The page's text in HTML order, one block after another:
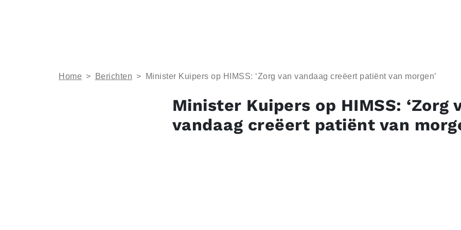
Home > Berichten > Minister Kuipers op HIMSS: ‘Zorg van vandaag creëert patiënt van morgen’
Minister Kuipers op HIMSS: ‘Zorg
vandaag creëert patiënt van